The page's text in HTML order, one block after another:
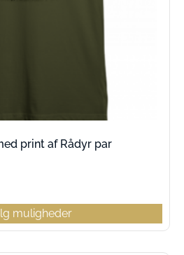
print af Rådyr par
muligheder